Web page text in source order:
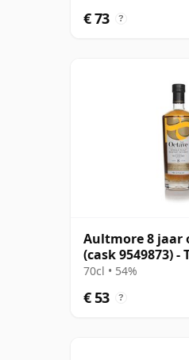
€ 73 ?
Aultmore 8 jaar
(cask 9549873) -
(Duncan Taylor)
70cl • 54%
€ 53 ?